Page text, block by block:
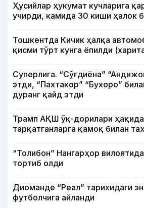
Ҳусийлар ҳукумат кучларига
учирди, камида 30 киши ҳалок
Тошкентда Кичик ҳалқа
қисми тўрт кунга ёпилди
Суперлига. “Сўғдиёна”
этди, “Пахтакор” “Бухоро”
дуранг қайд этди
Трамп АҚШ ўқ-дорилари
тарқатганларга қамоқ билан
“Толибон” Нангарҳор
тортиб олди
Диоманде “Реал” тарихидаги
футболчига айланди